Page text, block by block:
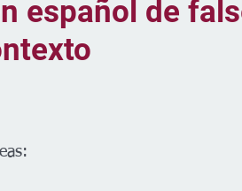
Desamparados Carreteras
español de